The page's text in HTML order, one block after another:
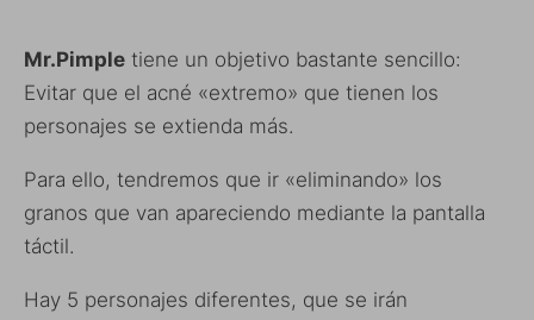
Mr.Pimple tiene un objetivo bastante sencillo:
Evitar que el acné «extremo» que tienen los
personajes se extienda más.
Para ello, tendremos que ir «eliminando» los
granos que van apareciendo mediante la pantalla
táctil.
Hay 5 personajes diferentes, que se irán